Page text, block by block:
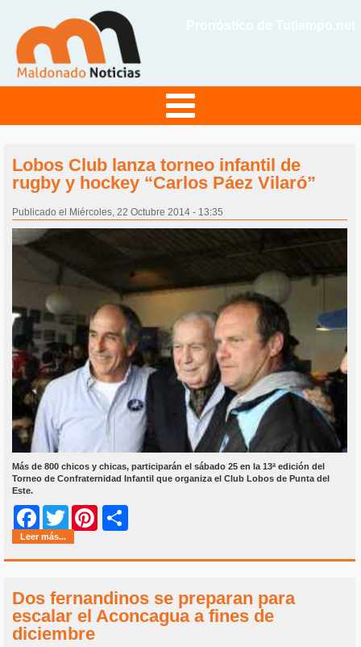
Lobos Club lanza torneo infantil de
rugby y hockey “Carlos Páez Vilaró”
Publicado el Miércoles, 22 Octubre 2014 - 13:35
Más de 800 chicos y chicas, participarán el sábado 25 en la 13ª edición del
Torneo de Confraternidad Infantil que organiza el Club Lobos de Punta del
Este.
Facebook
Twitter Pinterest
Leer más...
Dos fernandinos se preparan para
escalar el Aconcagua a fines de
diciembre